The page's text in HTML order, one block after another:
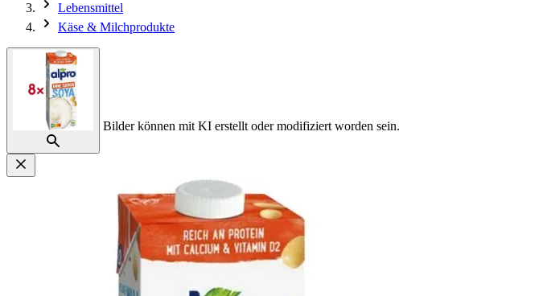
Lebensmittel
Käse & Milchprodukte
Bilder können mit KI erstellt oder modifiziert worden sein.